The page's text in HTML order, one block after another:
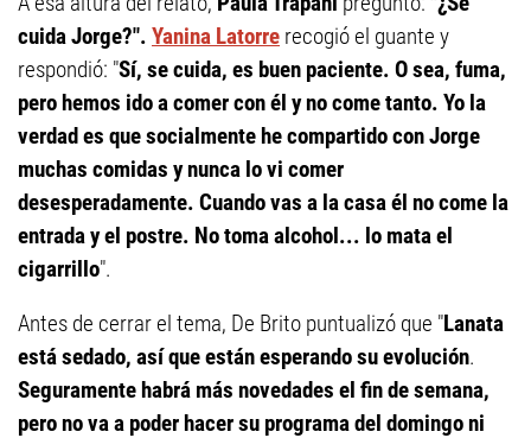
cuida Jorge?". Yanina Latorre recogió el guante y
respondió: "Sí, se cuida, es buen paciente. O sea, fuma,
pero hemos ido a comer con él y no come tanto. Yo la
verdad es que socialmente he compartido con Jorge
muchas comidas y nunca lo vi comer
desesperadamente. Cuando vas a la casa él no come la
entrada y el postre. No toma alcohol... lo mata el
cigarrillo".
Antes de cerrar el tema, De Brito puntualizó que "Lanata
está sedado, así que están esperando su evolución.
Seguramente habrá más novedades el fin de semana,
pero no va a poder hacer su programa del domingo ni